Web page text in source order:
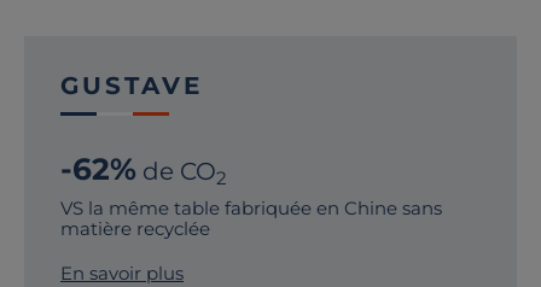
GUSTAVE
-62% de CO2
VS la même table fabriquée en Chine sans
matière recyclée
En savoir plus